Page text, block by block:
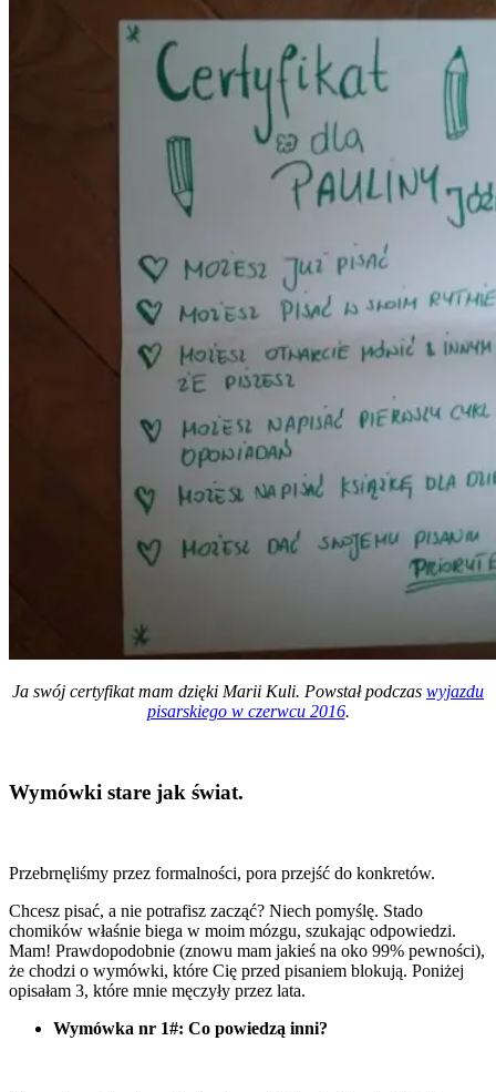
Ja swój certyfikat mam dzięki Marii Kuli. Powstał podczas wyjazdu
pisarskiego w czerwcu 2016.
Wymówki stare jak świat.
Przebrnęliśmy przez formalności, pora przejść do konkretów.
Chcesz pisać, a nie potrafisz zacząć? Niech pomyślę. Stado
chomików właśnie biega w moim mózgu, szukając odpowiedzi.
Mam! Prawdopodobnie (znowu mam jakieś na oko 99% pewności),
że chodzi o wymówki, które Cię przed pisaniem blokują. Poniżej
opisałam 3, które mnie męczyły przez lata.
Wymówka nr 1#: Co powiedzą inni?